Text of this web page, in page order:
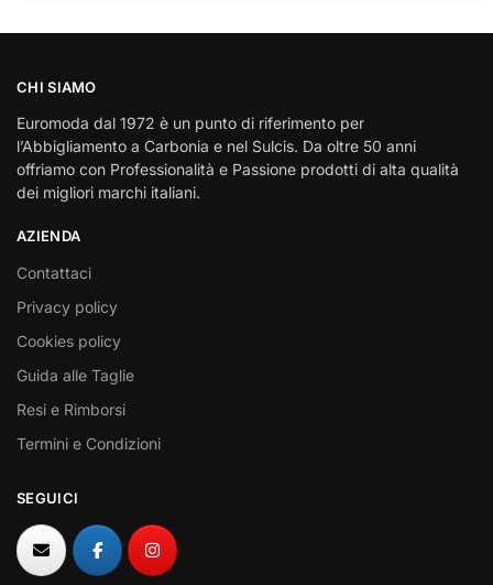
CHI SIAMO
Euromoda dal 1972 è un punto di riferimento per
l’Abbigliamento a Carbonia e nel Sulcis. Da oltre 50 anni
offriamo con Professionalità e Passione prodotti di alta qualità
dei migliori marchi italiani.
AZIENDA
Contattaci
Privacy policy
Cookies policy
Guida alle Taglie
Resi e Rimborsi
Termini e Condizioni
SEGUICI